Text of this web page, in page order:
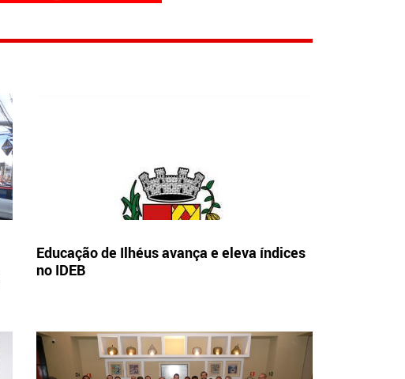
Educação de Ilhéus avança e eleva índices
no IDEB